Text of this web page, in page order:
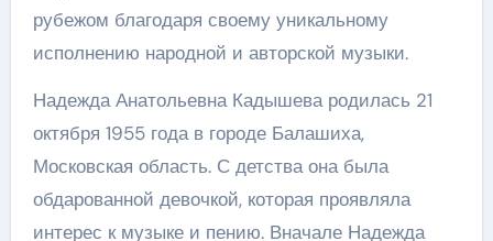
рубежом благодаря своему уникальному
исполнению народной и авторской музыки.
Надежда Анатольевна Кадышева родилась 21
октября 1955 года в городе Балашиха,
Московская область. С детства она была
обдарованной девочкой, которая проявляла
интерес к музыке и пению. Вначале Надежда